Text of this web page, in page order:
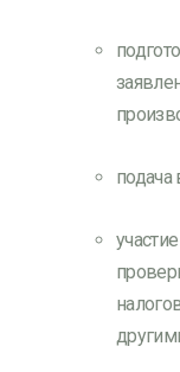
подача